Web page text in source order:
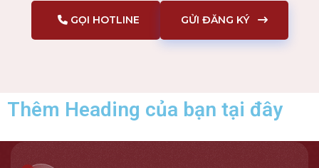
GỌI HOTLINE GỬI ĐĂNG KÝ
Thêm Heading của bạn tại đây